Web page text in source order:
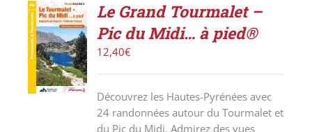
ACHETER
LE
PRODUIT
/
DÉTAILS
Le Grand Tourmalet –
Pic du Midi… à pied®
12,40€
Découvrez les Hautes-Pyrénées avec
24 randonnées autour du Tourmalet et
du Pic du Midi. Admirez des vues